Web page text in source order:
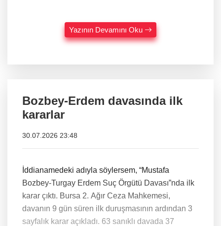
Yazının Devamını Oku
Bozbey-Erdem davasında ilk
kararlar
30.07.2026 23:48
İddianamedeki adıyla söylersem, “Mustafa
Bozbey-Turgay Erdem Suç Örgütü Davası”nda ilk
karar çıktı. Bursa 2. Ağır Ceza Mahkemesi,
davanın 9 gün süren ilk duruşmasının ardından 3
sayfalık karar açıkladı. 63 sanıklı davada 37